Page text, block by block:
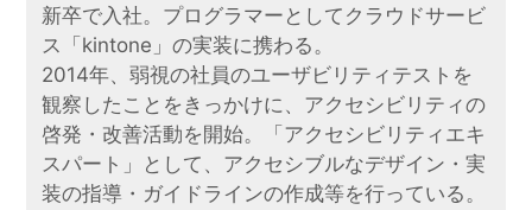
新卒で入社。プログラマーとしてクラウドサービ
ス「kintone」の実装に携わる。
2014年、弱視の社員のユーザビリティテストを
観察したことをきっかけに、アクセシビリティの
啓発・改善活動を開始。「アクセシビリティエキ
スパート」として、アクセシブルなデザイン・実
装の指導・ガイドラインの作成等を行っている。